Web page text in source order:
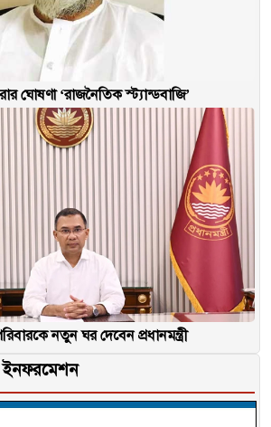
ঘোষণা ‘রাজনৈতিক স্ট্যান্ডবাজি’
নতুন ঘর দেবেন প্রধানমন্ত্রী
ইনফরমেশন